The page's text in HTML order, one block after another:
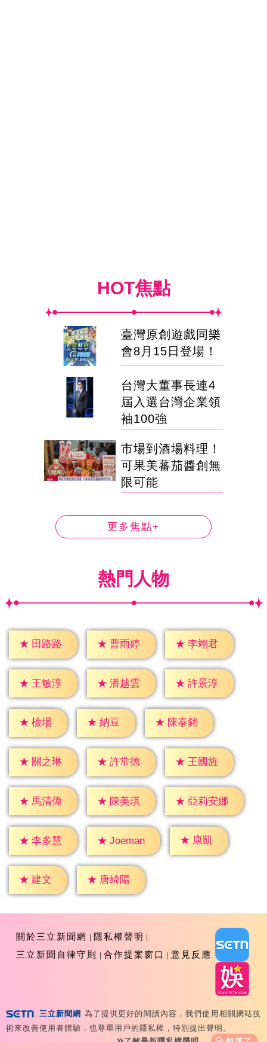
HOT焦點
臺灣原創遊戲同樂
會8月15日登場！
台灣大董事長連4
屆入選台灣企業領
袖100強
市場到酒場料理！
可果美蕃茄醬創無
限可能
更多焦點+
熱門人物
★ 田路路 ★ 曹雨婷 ★ 李翊君
★ 王敏淳 ★ 潘越雲 ★ 許景淳
★ 檢場 ★ 納豆 ★ 陳泰銘
★ 關之琳 ★ 許常德 ★ 王國旌
★ 馬清偉 ★ 陳美琪 ★ 亞莉安娜
★ 李多慧 ★ Joeman ★ 康凱
★ 建文 ★ 唐綺陽
關於三立新聞網
隱私權聲明
三立新聞自律守則
合作提案窗口 意見反應
Copyright ©2026 Sanlih E-Television All Rights
Reserved 版權所有 盜用必究 台北市內湖區舊宗路一段159
三立新聞網 為了提供更好的閱讀內容，我們使用相關網站技
術來改善使用者體驗，也尊重用戶的隱私權，特別提出聲明。